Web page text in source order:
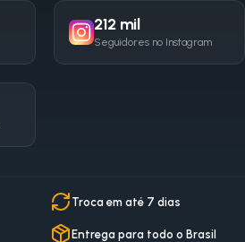
212 mil
Seguidores no Instagram
Troca em até 7 dias
Entrega para todo o Brasil